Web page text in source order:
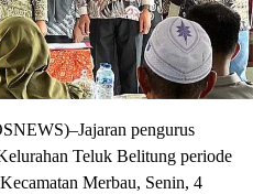
pengurus
Teluk Belitung periode
Merbau, Senin, 4